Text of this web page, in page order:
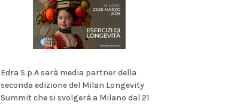
Edra S.p.A sarà media partner della
seconda edizione del Milan Longevity
Summit che si svolgerà a Milano dal 21